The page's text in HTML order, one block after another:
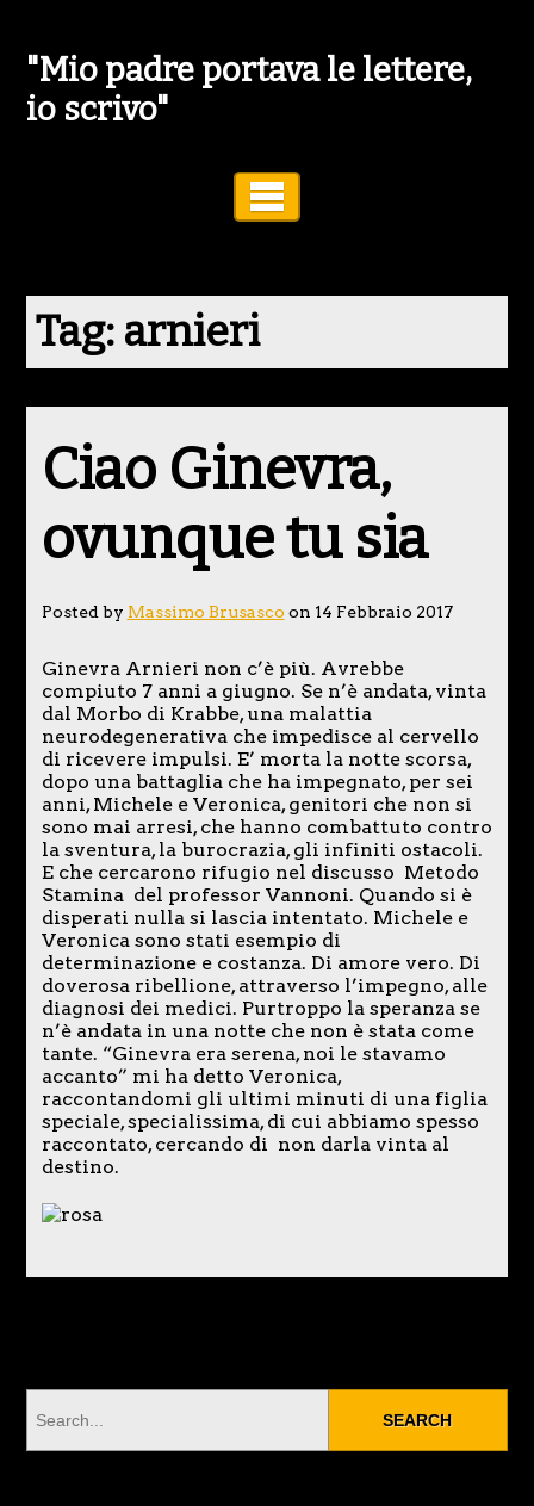
"Mio padre portava le lettere,
io scrivo"
Tag: arnieri
Ciao Ginevra,
ovunque tu sia
Posted by Massimo Brusasco on 14 Febbraio 2017
Ginevra Arnieri non c’è più. Avrebbe
compiuto 7 anni a giugno. Se n’è andata, vinta
dal Morbo di Krabbe, una malattia
neurodegenerativa che impedisce al cervello
di ricevere impulsi. E’ morta la notte scorsa,
dopo una battaglia che ha impegnato, per sei
anni, Michele e Veronica, genitori che non si
sono mai arresi, che hanno combattuto contro
la sventura, la burocrazia, gli infiniti ostacoli.
E che cercarono rifugio nel discusso Metodo
Stamina del professor Vannoni. Quando si è
disperati nulla si lascia intentato. Michele e
Veronica sono stati esempio di
determinazione e costanza. Di amore vero. Di
doverosa ribellione, attraverso l’impegno, alle
diagnosi dei medici. Purtroppo la speranza se
n’è andata in una notte che non è stata come
tante. “Ginevra era serena, noi le stavamo
accanto” mi ha detto Veronica,
raccontandomi gli ultimi minuti di una figlia
speciale, specialissima, di cui abbiamo spesso
raccontato, cercando di non darla vinta al
destino.